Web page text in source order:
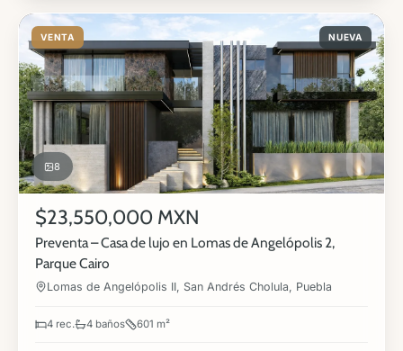
VENTA NUEVA
8
$23,550,000 MXN
Preventa – Casa de lujo en Lomas de Angelópolis 2,
Parque Cairo
Lomas de Angelópolis II, San Andrés Cholula, Puebla
4 rec. 4 baños 601 m²